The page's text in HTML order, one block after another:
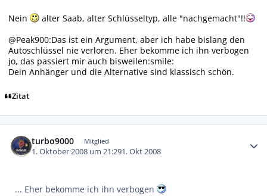
Nein
alter Saab, alter Schlüsseltyp, alle "nachgemacht"!!
@Peak900:Das ist ein Argument, aber ich habe bislang den
Autoschlüssel nie verloren. Eher bekomme ich ihn verbogen
jo, das passiert mir auch bisweilen:smile:
Dein Anhänger und die Alternative sind klassisch schön.
Zitat
turbo9000 Mitglied
1. Oktober 2008 um 21:291. Okt 2008
... Eher bekomme ich ihn verbogen